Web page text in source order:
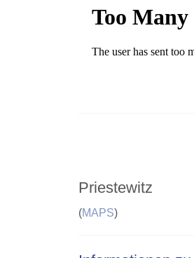
Priestewitz
(MAPS)